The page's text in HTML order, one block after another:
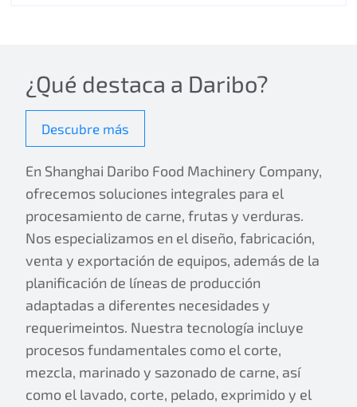
¿Qué destaca a Daribo?
Descubre más
En Shanghai Daribo Food Machinery Company,
ofrecemos soluciones integrales para el
procesamiento de carne, frutas y verduras.
Nos especializamos en el diseño, fabricación,
venta y exportación de equipos, además de la
planificación de líneas de producción
adaptadas a diferentes necesidades y
requerimeintos. Nuestra tecnología incluye
procesos fundamentales como el corte,
mezcla, marinado y sazonado de carne, así
como el lavado, corte, pelado, exprimido y el